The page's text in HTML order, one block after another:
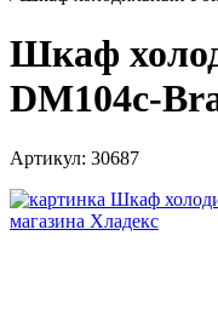
Шкаф
DM104c-
Артикул: 30687